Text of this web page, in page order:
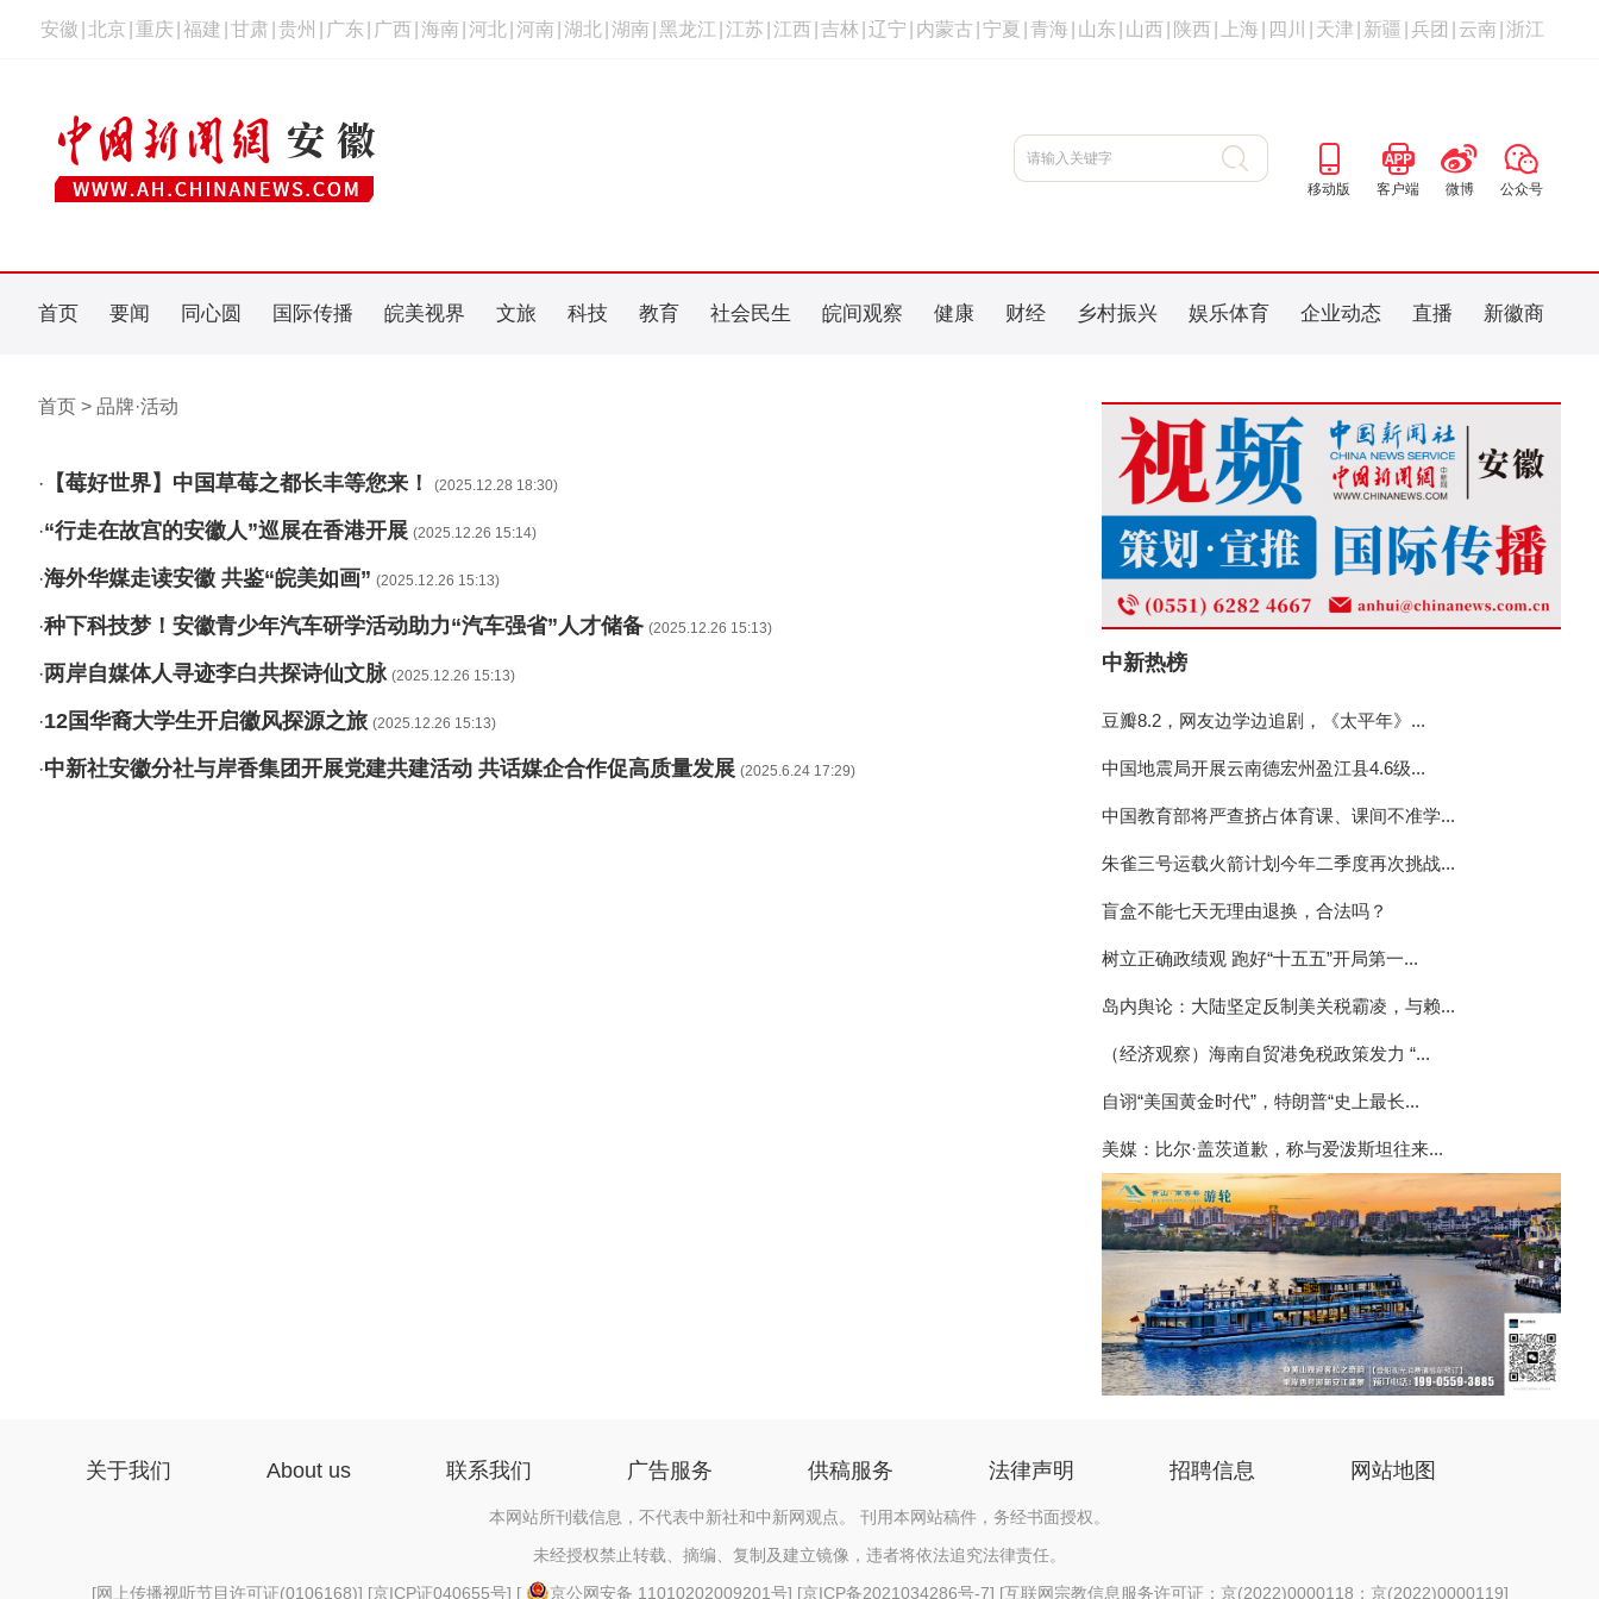
安徽 北京 重庆 福建 甘肃 贵州 广东 广西 海南 河北 河南 湖北 湖南 黑龙江 江苏 江西 吉林 辽宁 内蒙古 宁夏 青海 山东 山西 陕西 上海 四川 天津 新疆 兵团 云南 浙江
移动版 客户端 微博 公众号
首页 要闻 同心圆 国际传播 皖美视界 文旅 科技 教育 社会民生 皖间观察 健康 财经 乡村振兴 娱乐体育 企业动态 直播 新徽商
首页 > 品牌·活动
· 【莓好世界】中国草莓之都长丰等您来！ (2025.12.28 18:30)
·“行走在故宫的安徽人”巡展在香港开展 (2025.12.26 15:14)
·海外华媒走读安徽 共鉴“皖美如画” (2025.12.26 15:13)
·种下科技梦！安徽青少年汽车研学活动助力“汽车强省”人才储备 (2025.12.26 15:13)
·两岸自媒体人寻迹李白共探诗仙文脉 (2025.12.26 15:13)
·12国华裔大学生开启徽风探源之旅 (2025.12.26 15:13)
·中新社安徽分社与岸香集团开展党建共建活动 共话媒企合作促高质量发展 (2025.6.24 17:29)
中新热榜
豆瓣8.2，网友边学边追剧，《太平年》...
中国地震局开展云南德宏州盈江县4.6级...
中国教育部将严查挤占体育课、课间不准学...
朱雀三号运载火箭计划今年二季度再次挑战...
盲盒不能七天无理由退换，合法吗？
树立正确政绩观 跑好“十五五”开局第一...
岛内舆论：大陆坚定反制美关税霸凌，与赖...
（经济观察）海南自贸港免税政策发力 “...
自诩“美国黄金时代”，特朗普“史上最长...
美媒：比尔·盖茨道歉，称与爱泼斯坦往来...
关于我们 About us 联系我们 广告服务 供稿服务 法律声明 招聘信息 网站地图
本网站所刊载信息，不代表中新社和中新网观点。 刊用本网站稿件，务经书面授权。
未经授权禁止转载、摘编、复制及建立镜像，违者将依法追究法律责任。
[网上传播视听节目许可证(0106168)] [京ICP证040655号] [ 京公网安备 11010202009201号] [京ICP备2021034286号-7] [互联网宗教信息服务许可证：京(2022)0000118；京(2022)0000119]